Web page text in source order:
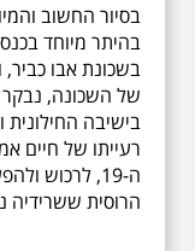
בסיור החשוב
בהיתר מיוחד
בשכונת אבו
של השכונה,
בישיבה
רעייתו של חיים
ה-19, לרכוש
הרוסית ששרידיה